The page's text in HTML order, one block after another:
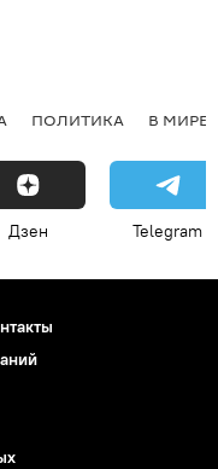
ПОЛИТИКА В МИРЕ
Дзен Telegram